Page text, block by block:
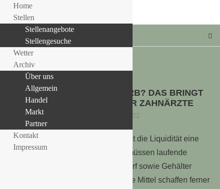
VORTEILE IM WETTBEWERB? DAS BRINGT
DENTAL FACTORING FÜR ZAHNÄRZTE
1. September 2022
Auch bei einer Zahnarztpraxis spielt die Liquidität eine
entscheidende Rolle. Schließlich müssen laufende
Kosten wie Miete und Materialbedarf sowie Gehälter
pünktlich beglichen werden. Liquide Mittel schaffen ferner
Home
Stellen
Stellenangebote
Stellengesuche
Wetter
Archiv
Über uns
Allgemein
Handel
Markt
Partner
Kontakt
Impressum